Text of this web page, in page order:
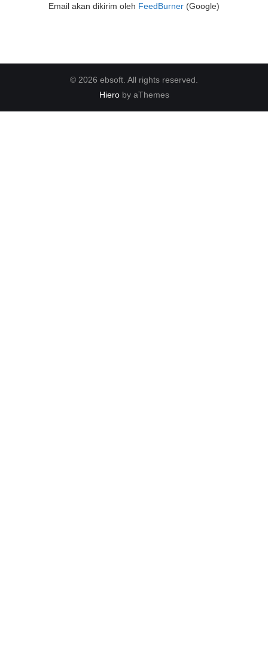
Email akan dikirim oleh FeedBurner (Google)
© 2026 ebsoft. All rights reserved.
Hieroby aThemes